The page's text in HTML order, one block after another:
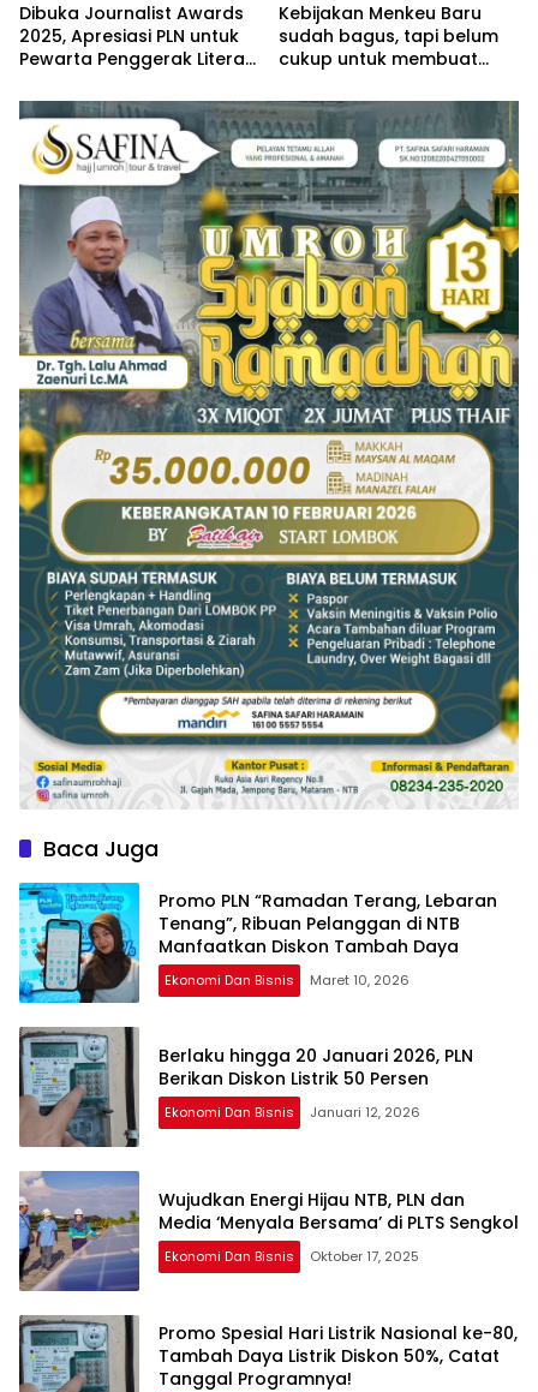
Dibuka Journalist Awards
2025, Apresiasi PLN untuk
Pewarta Penggerak Literasi
Kebijakan Menkeu Baru
sudah bagus, tapi belum
cukup untuk membuat
jadi lebih baik !
Baca Juga
Promo PLN “Ramadan Terang, Lebaran
Tenang”, Ribuan Pelanggan di NTB
Manfaatkan Diskon Tambah Daya
Ekonomi Dan Bisnis Maret 10, 2026
Berlaku hingga 20 Januari 2026, PLN
Berikan Diskon Listrik 50 Persen
Ekonomi Dan Bisnis Januari 12, 2026
Wujudkan Energi Hijau NTB, PLN dan
Media ‘Menyala Bersama’ di PLTS Sengkol
Ekonomi Dan Bisnis Oktober 17, 2025
Promo Spesial Hari Listrik Nasional ke-80,
Tambah Daya Listrik Diskon 50%, Catat
Tanggal Programnya!